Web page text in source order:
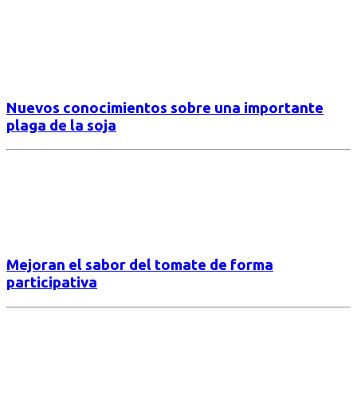
Nuevos conocimientos sobre una importante
plaga de la soja
Mejoran el sabor del tomate de forma
participativa